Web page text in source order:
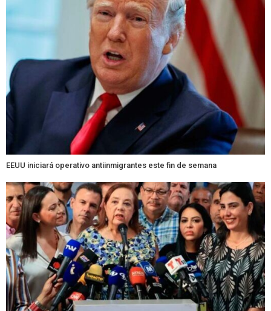
EEUU iniciará operativo antiinmigrantes este fin de semana